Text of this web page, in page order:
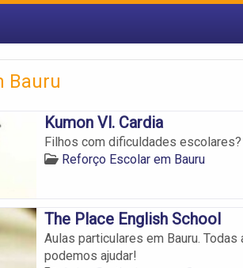
Bauru
Kumon Vl. Cardia
Filhos com dificuldades
Reforço Escolar em Bauru
The Place English School
Aulas particulares em Bauru.
podemos ajudar!